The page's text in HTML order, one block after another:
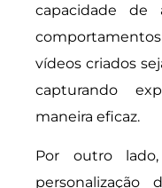
capacidade de
vídeos criados
capturando
maneira eficaz.
Por outro